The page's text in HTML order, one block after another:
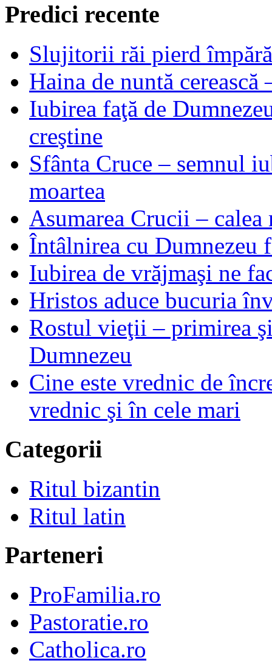
Predici recente
Slujitorii răi pierd
Haina de nuntă
Iubirea faţă de
creştine
Sfânta Cruce – semnul
moartea
Asumarea Crucii –
Întâlnirea cu Dumnezeu
Iubirea de vrăjmaşi ne
Hristos aduce bucuria
Rostul vieţii – primirea
Dumnezeu
Cine este vrednic de
vrednic şi în cele mari
Categorii
Ritul bizantin
Ritul latin
Parteneri
ProFamilia.ro
Pastoratie.ro
Catholica.ro